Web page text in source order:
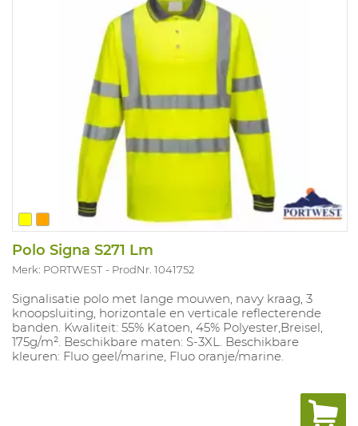
Polo Signa S271 Lm
Merk: PORTWEST ProdNr. 1041752
Signalisatie polo met lange mouwen, navy kraag, 3
knoopsluiting, horizontale en verticale reflecterende
banden. Kwaliteit: 55% Katoen, 45% Polyester,Breisel,
175g/m². Beschikbare maten: S-3XL. Beschikbare
kleuren: Fluo geel/marine, Fluo oranje/marine.